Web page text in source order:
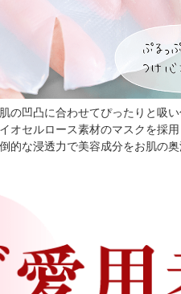
の凹凸に合わせてぴったりと吸
オセルロース素材のマスクを採用
的な浸透力で美容成分をお肌の